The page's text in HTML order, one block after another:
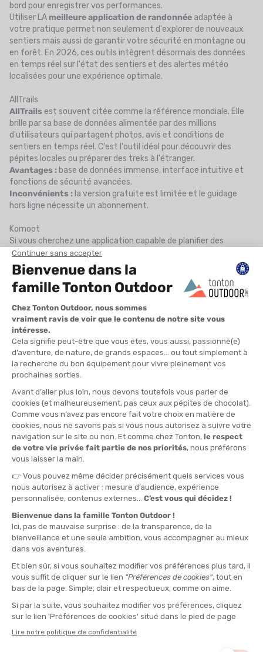
bord pour enregistrer vos performances.
Utiliser LA meilleure application de randonnée adaptée à
votre pratique permet non seulement d'explorer de nouveaux
sentiers mais aussi de garantir votre sécurité en montagne ou
en forêt. En 2026, ces outils intègrent désormais des données
en temps réel sur l'état des sentiers et des alertes météo
localisées pour une expérience optimale.
AllTrails
AllTrails est souvent citée comme la référence mondiale. Elle
brille par sa base de données alimentée par des millions
d'utilisateurs qui partagent photos, avis et conditions de
sentiers en temps réel. C'est l'outil idéal pour découvrir des
pépites locales ou préparer des treks à l'étranger.
Avantages : base de données immense, interface intuitive et
fonctions de sécurité avancées.
Inconvénients : la version gratuite est limitée et le guidage
hors ligne nécessite un abonnement.
Komoot
Si vous cherchez une application capable de planifier des
itinéraires sur mesure,Komoot
algorithme intelligent adapte le parcours en fonction de votre
sport : marche, randonnée alpine ou VTT. Elle est
particulièrement appréciée pour sa précision lors de la
Avantages :planificateur d'itinéraire très performant et
navigation vocale précise.
Inconvénients :
onéreux pour les grands voyageurs.
Visorando
Pour les pratiquants de la randonnée en France,
reste la référence absolue grâce à son partenariat avec l'IGN.
L'application propose des cartes topographiques d'une précision
inégalée au 1/25 000. Les tracés sont souvent vérifiés par des
modérateurs, ce qui garantit une grande fiabilité sur le terrain.
Avantages :accès aux cartes IGN et fiches de randonnées très
détaillées.
Inconvénients :interface plus classique et abonnement requis
pour les cartes topographiques.
Wikiloc
Wikiloc
fonctionne comme un immense catalogue de traces
GPS déposées par des passionnés du monde entier. Très efficace
pour le trail et le VTT, elle permet de trouver des parcours très
spécifiques avec une communauté extrêmement active et un
Avantages :un choix incroyable de sports et un prix très
accessible.
Inconvénients :beaucoup de traces en doublon qui rendent
parfois la recherche fastidieuse.
MaRando